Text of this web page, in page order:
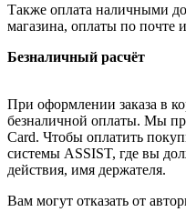
Также оплата наличными
магазина, оплаты по почте
Безналичный расчёт
При оформлении заказа в
безналичной оплаты. Мы
Card. Чтобы оплатить
системы ASSIST, где вы
действия, имя держателя.
Вам могут отказать от